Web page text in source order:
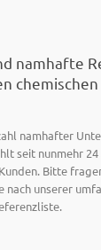
namhafte
namhafter
seit nunmehr 24
Bitte
nach unserer